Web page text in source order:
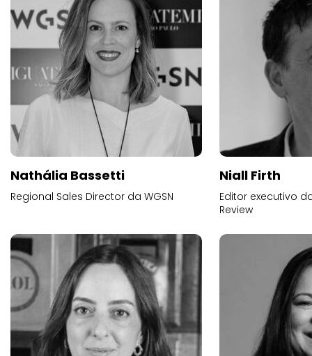
Nathália Bassetti
Regional Sales Director da WGSN
Niall Firth
Editor executivo
Review